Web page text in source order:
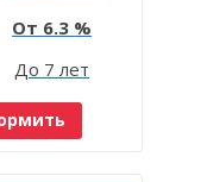
6.3
До 7 лет